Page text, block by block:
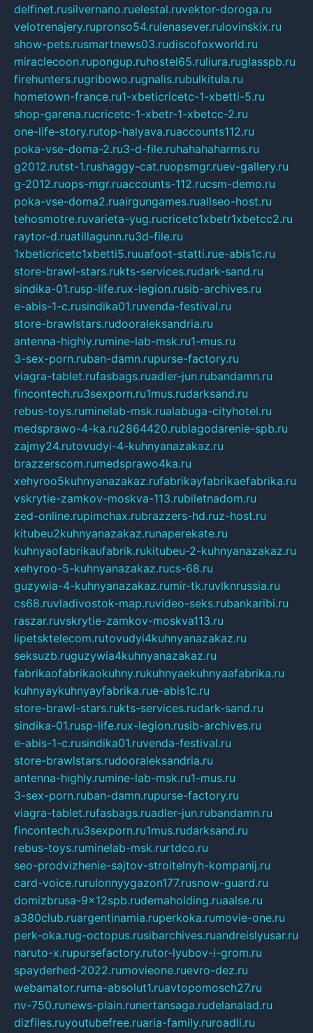
delfinet.rusilvernano.ruelestal.ruvektor-doroga.ru
velotrenajery.rupronso54.rulenasever.rulovinskix.ru
show-pets.rusmartnews03.rudiscofoxworld.ru
miraclecoon.rupongup.ruhostel65.ruliura.ruglasspb.ru
firehunters.rugribowo.rugnalis.rubulkitula.ru
hometown-france.ru1-xbeticricetc-1-xbetti-5.ru
shop-garena.rucricetc-1-xbetr-1-xbetcc-2.ru
one-life-story.rutop-halyava.ruaccounts112.ru
poka-vse-doma-2.ru3-d-file.ruhahahaharms.ru
g2012.rutst-1.rushaggy-cat.ruopsmgr.ruev-gallery.ru
g-2012.ruops-mgr.ruaccounts-112.rucsm-demo.ru
poka-vse-doma2.ruairgungames.ruallseo-host.ru
tehosmotre.ruvarieta-yug.rucricetc1xbetr1xbetcc2.ru
raytor-d.ruatillagunn.ru3d-file.ru
1xbeticricetc1xbetti5.ruuafoot-statti.rue-abis1c.ru
store-brawl-stars.rukts-services.rudark-sand.ru
sindika-01.rusp-life.rux-legion.rusib-archives.ru
e-abis-1-c.rusindika01.ruvenda-festival.ru
store-brawlstars.rudooraleksandria.ru
antenna-highly.rumine-lab-msk.ru1-mus.ru
3-sex-porn.ruban-damn.rupurse-factory.ru
viagra-tablet.rufasbags.ruadler-jun.rubandamn.ru
fincontech.ru3sexporn.ru1mus.rudarksand.ru
rebus-toys.ruminelab-msk.rualabuga-cityhotel.ru
medsprawo-4-ka.ru2864420.rublagodarenie-spb.ru
zajmy24.rutovudyi-4-kuhnyanazakaz.ru
brazzerscom.rumedsprawo4ka.ru
xehyroo5kuhnyanazakaz.rufabrikayfabrikaefabrika.ru
vskrytie-zamkov-moskva-113.rubiletnadom.ru
zed-online.rupimchax.rubrazzers-hd.ruz-host.ru
kitubeu2kuhnyanazakaz.runaperekate.ru
kuhnyaofabrikaufabrik.rukitubeu-2-kuhnyanazakaz.ru
xehyroo-5-kuhnyanazakaz.rucs-68.ru
guzywia-4-kuhnyanazakaz.rumir-tk.ruvlknrussia.ru
cs68.ruvladivostok-map.ruvideo-seks.rubankaribi.ru
raszar.ruvskrytie-zamkov-moskva113.ru
lipetsktelecom.rutovudyi4kuhnyanazakaz.ru
seksuzb.ruguzywia4kuhnyanazakaz.ru
fabrikaofabrikaokuhny.rukuhnyaekuhnyaafabrika.ru
kuhnyaykuhnyayfabrika.rue-abis1c.ru
store-brawl-stars.rukts-services.rudark-sand.ru
sindika-01.rusp-life.rux-legion.rusib-archives.ru
e-abis-1-c.rusindika01.ruvenda-festival.ru
store-brawlstars.rudooraleksandria.ru
antenna-highly.rumine-lab-msk.ru1-mus.ru
3-sex-porn.ruban-damn.rupurse-factory.ru
viagra-tablet.rufasbags.ruadler-jun.rubandamn.ru
fincontech.ru3sexporn.ru1mus.rudarksand.ru
rebus-toys.ruminelab-msk.rurtdco.ru
seo-prodvizhenie-sajtov-stroitelnyh-kompanij.ru
card-voice.rurulonnyygazon177.rusnow-guard.ru
domizbrusa-9x12spb.rudemaholding.ruaalse.ru
a380club.ruargentinamia.ruperkoka.rumovie-one.ru
perk-oka.rug-octopus.rusibarchives.ruandreislyusar.ru
naruto-x.rupursefactory.rutor-lyubov-i-grom.ru
spayderhed-2022.rumovieone.ruevro-dez.ru
webamator.ruma-absolut1.ruavtopomosch27.ru
nv-750.runews-plain.runertansaga.rudelanalad.ru
dizfiles.ruyoutubefree.ruaria-family.ruroadli.ru